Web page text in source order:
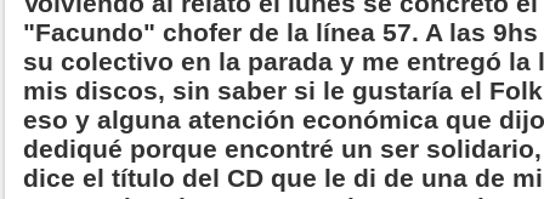
"Facundo" chofer de la línea 57. A las
su colectivo en la parada y me entregó la
mis discos, sin saber si le gustaría el
eso y alguna atención económica que
dediqué porque encontré un ser
dice el título del CD que le di de una de